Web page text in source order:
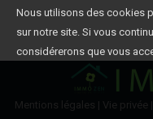
Mentions légales | Vie privée
Nous utilisons des cookies
sur notre site. Si vous
considérerons que vous